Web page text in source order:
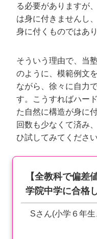
る必要がありますが
は身に付きませんし
身に付くものではあり
そういう理由で、当
のように、模範例文
ながら、徐々に自力
す。こうすればハー
た自然に構造が身に
回数も少なくて済み
ひ試してみてください
【全教科で偏差
学院中学に合格
Sさん(小学６年生